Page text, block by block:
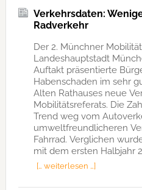
Verkehrsdaten:
Radverkehr
Der 2. Münchner
Landeshauptstadt
Auftakt präsentierte
Habenschaden im sehr
Alten Rathauses neue
Mobilitätsreferats. Die
Trend weg vom
umweltfreundlicheren
Fahrrad. Verglichen
mit dem ersten Halbjahr
[… weiterlesen …]